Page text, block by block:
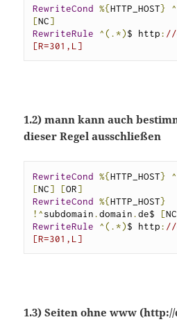
RewriteCond %{HTTP_HOST}
[NC]
RewriteRule
^(.*)$ http: //
[R=301,L]
1.2) mann kann auch
dieser Regel ausschließen
RewriteCond %{HTTP_HOST}
[NC] [OR]
RewriteCond %{HTTP_HOST}
!^subdomain.domain.de$ [NC
RewriteRule
^(.*)$ http: //
[R=301,L]
1.3) Seiten ohne www